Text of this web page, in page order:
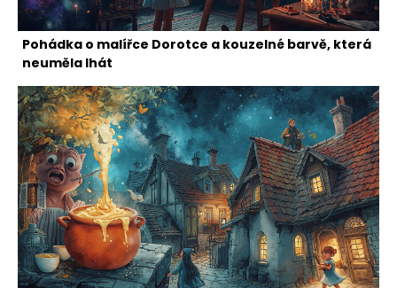
Pohádka o malířce Dorotce a kouzelné barvě, která
neuměla lhát